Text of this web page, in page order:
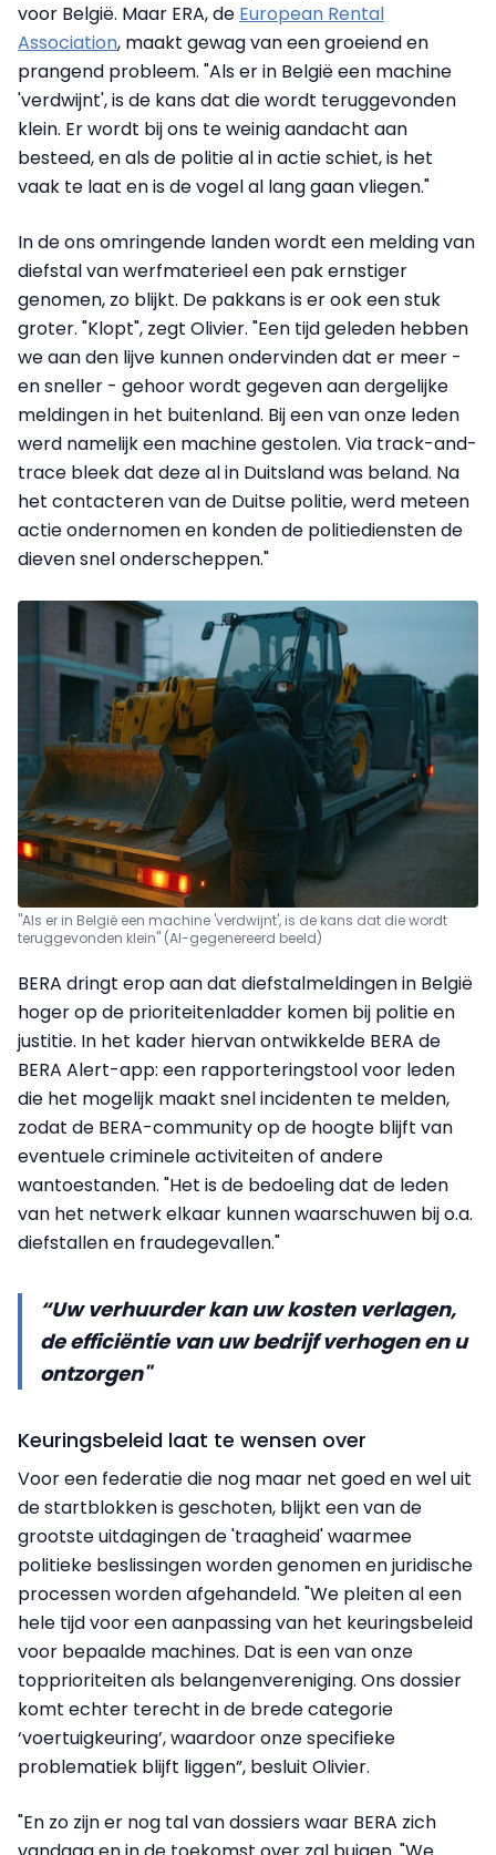
voor België. Maar ERA, de European Rental
Association, maakt gewag van een groeiend en
prangend probleem. "Als er in België een machine
'verdwijnt', is de kans dat die wordt teruggevonden
klein. Er wordt bij ons te weinig aandacht aan
besteed, en als de politie al in actie schiet, is het
vaak te laat en is de vogel al lang gaan vliegen."
In de ons omringende landen wordt een melding van
diefstal van werfmaterieel een pak ernstiger
genomen, zo blijkt. De pakkans is er ook een stuk
groter. "Klopt", zegt Olivier. "Een tijd geleden hebben
we aan den lijve kunnen ondervinden dat er meer -
en sneller - gehoor wordt gegeven aan dergelijke
meldingen in het buitenland. Bij een van onze leden
werd namelijk een machine gestolen. Via track-and-
trace bleek dat deze al in Duitsland was beland. Na
het contacteren van de Duitse politie, werd meteen
actie ondernomen en konden de politiediensten de
dieven snel onderscheppen."
"Als er in België een machine 'verdwijnt', is de kans dat die wordt
teruggevonden klein" (AI-gegenereerd beeld)
BERA dringt erop aan dat diefstalmeldingen in België
hoger op de prioriteitenladder komen bij politie en
justitie. In het kader hiervan ontwikkelde BERA de
BERA Alert-app: een rapporteringstool voor leden
die het mogelijk maakt snel incidenten te melden,
zodat de BERA-community op de hoogte blijft van
eventuele criminele activiteiten of andere
wantoestanden. "Het is de bedoeling dat de leden
van het netwerk elkaar kunnen waarschuwen bij o.a.
diefstallen en fraudegevallen."
“Uw verhuurder kan uw kosten verlagen,
de efficiëntie van uw bedrijf verhogen en u
ontzorgen"
Keuringsbeleid laat te wensen over
Voor een federatie die nog maar net goed en wel uit
de startblokken is geschoten, blijkt een van de
grootste uitdagingen de 'traagheid' waarmee
politieke beslissingen worden genomen en juridische
processen worden afgehandeld. "We pleiten al een
hele tijd voor een aanpassing van het keuringsbeleid
voor bepaalde machines. Dat is een van onze
topprioriteiten als belangenvereniging. Ons dossier
komt echter terecht in de brede categorie
‘voertuigkeuring’, waardoor onze specifieke
problematiek blijft liggen”, besluit Olivier.
"En zo zijn er nog tal van dossiers waar BERA zich